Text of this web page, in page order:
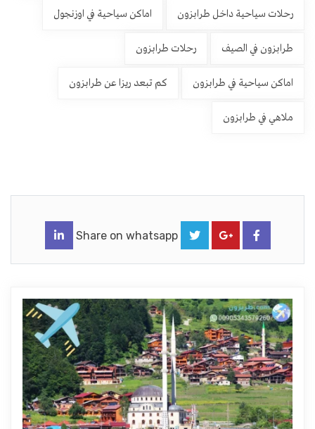
رحلات سياحية داخل طرابزون اماكن سياحية في اوزنجول
طرابزون في الصيف رحلات طرابزون
اماكن سياحية في طرابزون كم تبعد ريزا عن طرابزون
ملاهي في طرابزون
Share on whatsapp